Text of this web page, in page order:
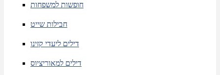
חופשות למשפחות
חבילות שייט
דילים ליעדי קזינו
דילים למאוריציוס